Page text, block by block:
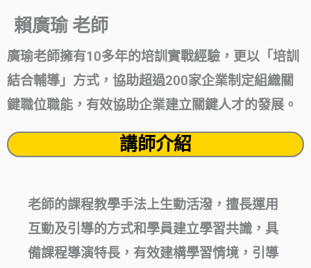
賴廣瑜 老師
廣瑜老師擁有10多年的培訓實戰經驗，更以「培訓
結合輔導」方式，協助超過200家企業制定組織關
鍵職位職能，有效協助企業建立關鍵人才的發展。
講師介紹
老師的課程教學手法上生動活潑，擅長運用
互動及引導的方式和學員建立學習共識，具
備課程導演特長，有效建構學習情境，引導